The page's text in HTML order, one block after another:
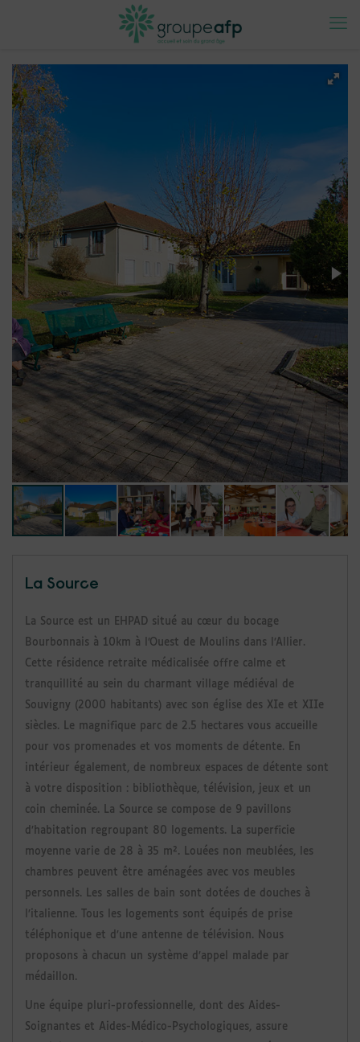
La Source
La Source est un EHPAD situé au cœur du bocage
Bourbonnais à 10km à l’Ouest de Moulins dans l’Allier.
Cette résidence retraite médicalisée offre calme et
tranquillité au sein du charmant village médiéval de
Souvigny (2000 habitants) avec son église des XIe et XIIe
siècles. Le magnifique parc de 2.5 hectares vous accueille
pour vos promenades et vos moments de détente. En
intérieur également, de nombreux espaces de détente sont
à votre disposition : bibliothèque, télévision, jeux et un
coin cheminée. La Source se compose de 9 pavillons
d’habitation regroupant 80 logements. La superficie
moyenne varie de 28 à 35 m². Louées non meublées, les
chambres peuvent être aménagées avec vos meubles
personnels. Les salles de bain sont dotées de douches à
l’italienne. Tous les logements sont équipés de prise
téléphonique et d’une antenne de télévision. Nous
proposons à chacun un système d’appel malade par
médaillon.
Une équipe pluri-professionnelle, dont des Aides-
Soignantes et Aides-Médico-Psychologiques, assure